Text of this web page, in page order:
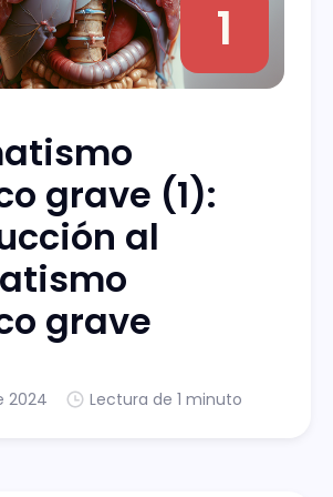
1
grave (1):
al
grave
2024 Lectura de 1 minuto